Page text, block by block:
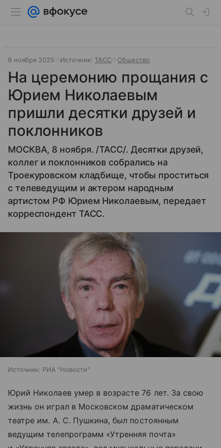
8 ноября 2025 Источник: ТАСС Общество
На церемонию прощания с
Юрием Николаевым
пришли десятки друзей и
поклонников
МОСКВА, 8 ноября. /ТАСС/. Десятки друзей,
коллег и поклонников собрались на
Троекуровском кладбище, чтобы проститься
с телеведущим и актером народным
артистом РФ Юрием Николаевым, передает
корреспондент ТАСС.
Источник: РИА "Новости"
Юрий Николаев умер в возрасте 76 лет. За свою
жизнь он играл в Московском драматическом
театре им. А. С. Пушкина, был постоянным
ведущим телепрограмм «Утренняя почта»